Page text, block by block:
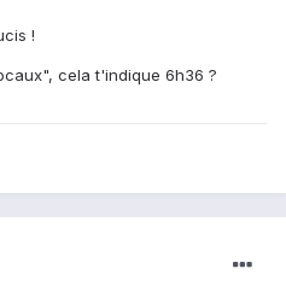
!
cela t'indique 6h36 ?